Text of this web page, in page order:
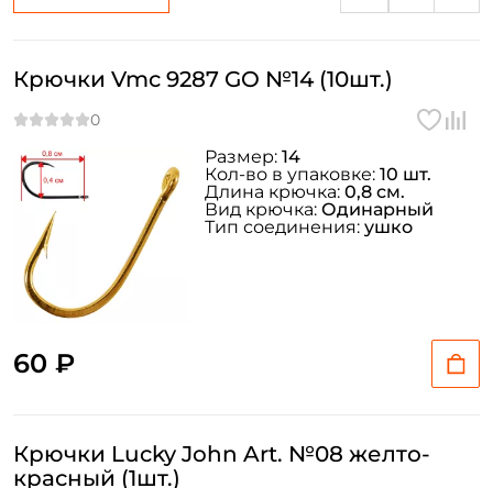
Крючки Vmc 9287 GO №14 (10шт.)
60 ₽
Размер: 14
Кол-во в упаковке: 10 шт.
Длина крючка: 0,8 см.
Вид крючка: Одинарный
Тип соединения: ушко
Крючки Lucky John Art. №08 желто-
красный (1шт.)